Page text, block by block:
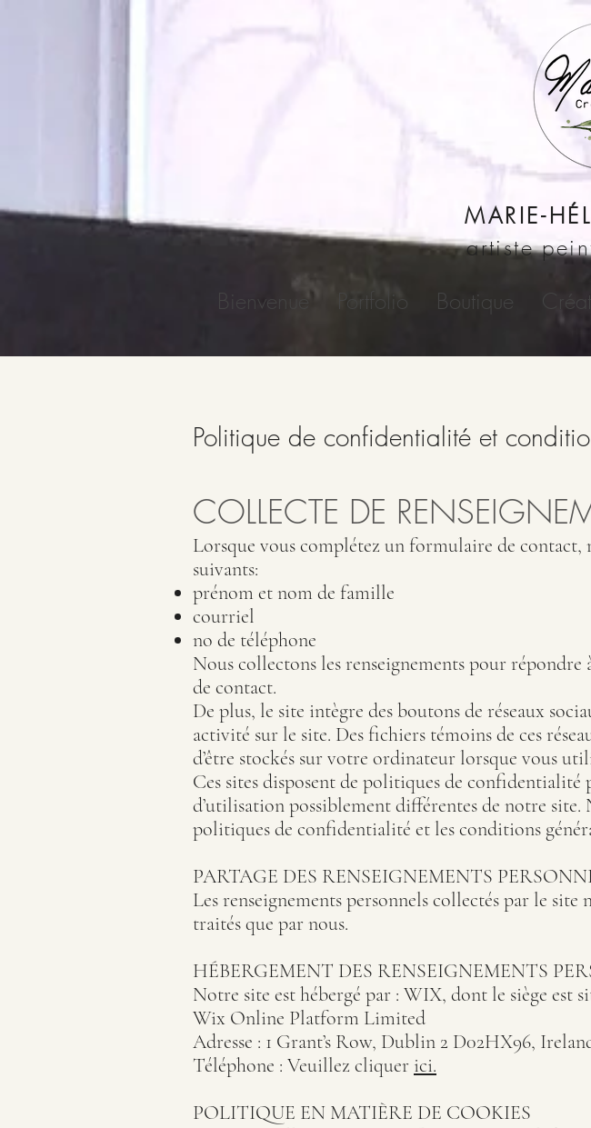
MARIE-
artiste
Bienvenue
Portfolio Boutique
Politique de confidentialité et
COLLECTE DE
Lorsque vous complétez un formulaire de contact,
suivants:
prénom et nom de famille
courriel
no de téléphone
Nous collectons les renseignements pour
de contact.
De plus, le site intègre des boutons de réseaux
activité sur le site. Des fichiers témoins de ces
d’être stockés sur votre ordinateur lorsque vous
Ces sites disposent de politiques de confidentialité
d’utilisation possiblement différentes de notre
politiques de confidentialité et les conditions
PARTAGE DES RENSEIGNEMENTS
Les renseignements personnels collectés par le
traités que par nous.
HÉBERGEMENT DES RENSEIGNEMENTS
Notre site est hébergé par : WIX, dont le siège est
Wix Online Platform Limited
Adresse : 1 Grant’s Row, Dublin 2 D02HX96,
Téléphone : Veuillez cliquer ici.
POLITIQUE EN MATIÈRE DE COOKIES